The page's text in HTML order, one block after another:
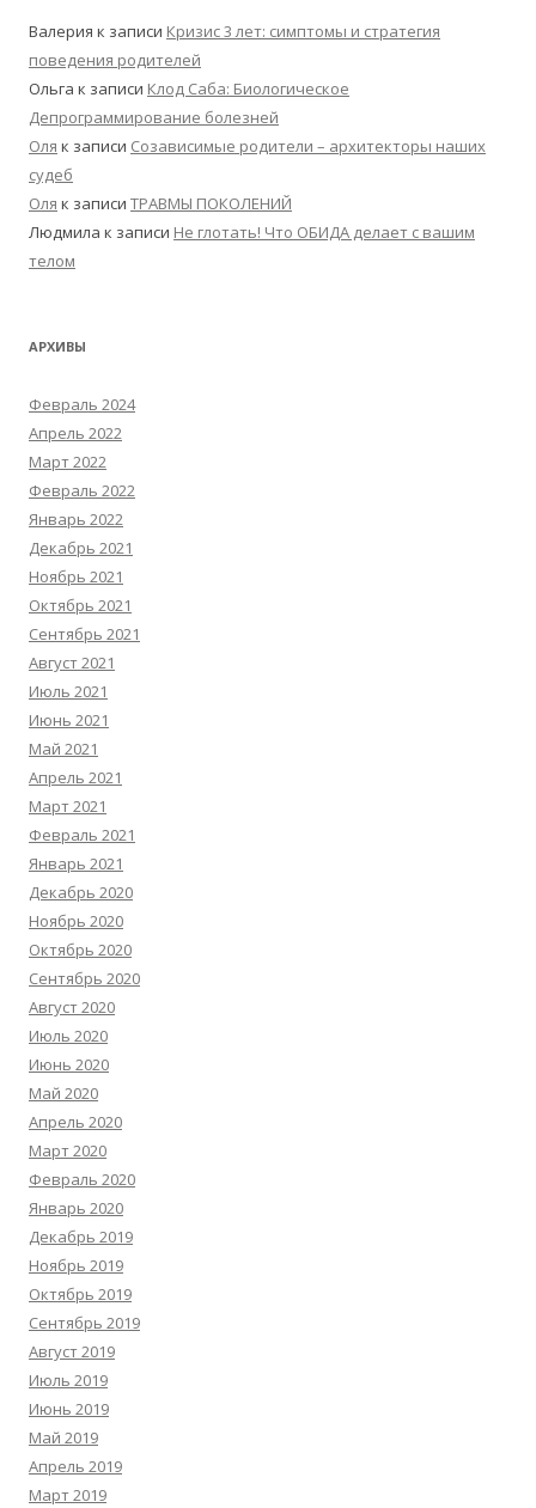
Валерия к записи Кризис 3 лет: симптомы и стратегия
поведения родителей
Ольга к записи Клод Саба: Биологическое
Депрограммирование болезней
Оля к записи Созависимые родители – архитекторы наших
судеб
Оля к записи ТРАВМЫ ПОКОЛЕНИЙ
Людмила к записи Не глотать! Что ОБИДА делает с вашим
телом
АРХИВЫ
Февраль 2024
Апрель 2022
Март 2022
Февраль 2022
Январь 2022
Декабрь 2021
Ноябрь 2021
Октябрь 2021
Сентябрь 2021
Август 2021
Июль 2021
Июнь 2021
Май 2021
Апрель 2021
Март 2021
Февраль 2021
Январь 2021
Декабрь 2020
Ноябрь 2020
Октябрь 2020
Сентябрь 2020
Август 2020
Июль 2020
Июнь 2020
Май 2020
Апрель 2020
Март 2020
Февраль 2020
Январь 2020
Декабрь 2019
Ноябрь 2019
Октябрь 2019
Сентябрь 2019
Август 2019
Июль 2019
Июнь 2019
Май 2019
Апрель 2019
Март 2019